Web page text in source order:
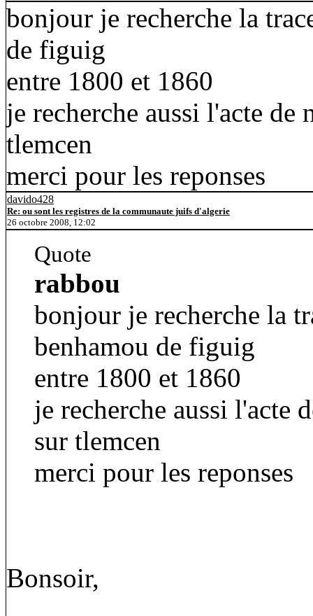
bonjour je recherche la
de figuig
entre 1800 et 1860
je recherche aussi l'acte de
tlemcen
merci pour les reponses
davido428
Re: ou sont les registres de la communaute juifs d'algerie
26 octobre 2008, 12:02
Quote
rabbou
bonjour je recherche la
benhamou de figuig
entre 1800 et 1860
je recherche aussi l'acte
sur tlemcen
merci pour les reponses
Bonsoir,